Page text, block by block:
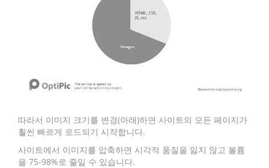
따라서 이미지 크기를 변경(아래)하면 사이트의 모든 페이지가
훨씬 빠르게 로드되기 시작합니다.
사이트에서 이미지를 압축하면 시각적 품질을 잃지 않고 볼륨
을 75-98%로 줄일 수 있습니다.